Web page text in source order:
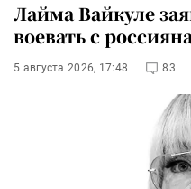
Лайма Вайкуле
воевать с
5 августа 2026, 17:48 83